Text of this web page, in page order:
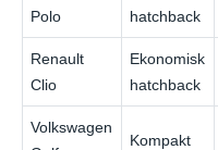
Polo
hatchback
Renault
Clio
Ekonomisk
hatchback
Volkswagen
Kompakt